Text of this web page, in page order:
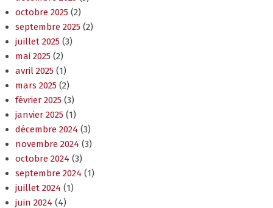
octobre 2025 (2)
septembre 2025 (2)
juillet 2025 (3)
mai 2025 (2)
avril 2025 (1)
mars 2025 (2)
février 2025 (3)
janvier 2025 (1)
décembre 2024 (3)
novembre 2024 (3)
octobre 2024 (3)
septembre 2024 (1)
juillet 2024 (1)
juin 2024 (4)